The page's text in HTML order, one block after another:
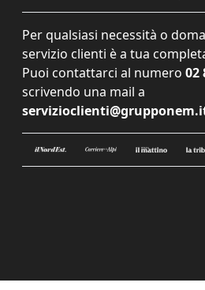
Per qualsiasi necessità o
servizio clienti è a tua
Puoi contattarci al numero 02
scrivendo una mail a